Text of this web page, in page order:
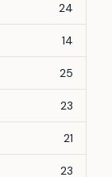
24
14
25
23
21
23